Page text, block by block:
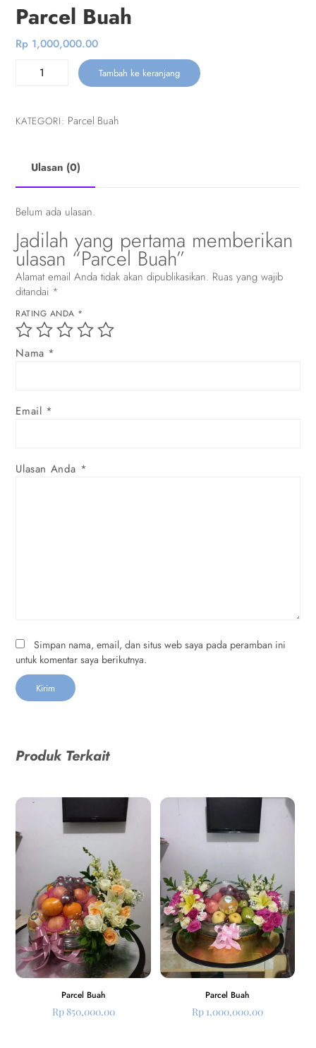
Parcel Buah
Rp 1,000,000.00
Kuantitas
Parcel
Tambah ke keranjang
KATEGORI: Parcel Buah
Ulasan (0)
Belum ada ulasan.
Jadilah yang pertama memberikan
ulasan “Parcel Buah”
Alamat email Anda tidak akan dipublikasikan. Ruas yang wajib
ditandai *
RATING ANDA *
Ulasan Anda *
Nama *
Email *
Simpan nama, email, dan situs web saya pada peramban ini
untuk komentar saya berikutnya.
Produk Terkait
Parcel Buah
Rp850,000.00
Parcel Buah
Rp 1,000,000.00